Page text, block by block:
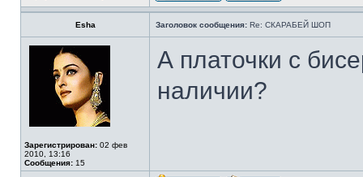
Esha Заголовок сообщения: Re: СКАРАБЕЙ ШОП
Зарегистрирован: 02 фев
2010, 13:16
Сообщения: 15
А платочки с
наличии?